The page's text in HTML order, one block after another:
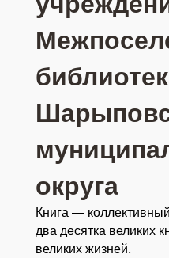
округа
Книга —
два десятка великих
великих жизней.